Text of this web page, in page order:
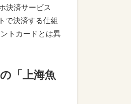
決済サービス
で決済する仕組
トカードとは異
「上海魚